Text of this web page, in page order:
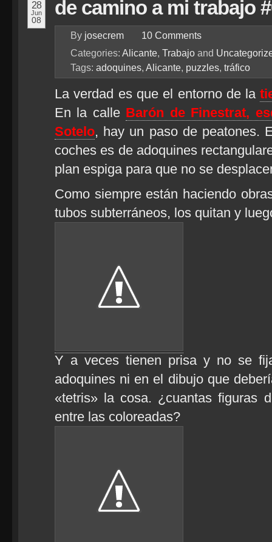
28
Jun
08
de camino a mi trabajo
By josecrem 10 Comments
Categories: Alicante, Trabajo and
Tags: adoquines, Alicante, puzzles, tráfico
La verdad es que el entorno de la
En la calle Barón de Finestrat,
Sotelo, hay un paso de peatones.
coches es de adoquines
plan espiga para que no se
Como siempre están haciendo
tubos subterráneos, los quitan y
Y a veces tienen prisa y no se
adoquines ni en el dibujo que
«tetris» la cosa. ¿cuantas figuras
entre las coloreadas?